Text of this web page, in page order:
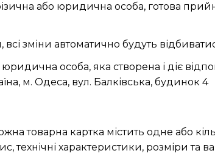
або юридична особа, готова
зміни автоматично будуть
особа, яка створена і діє
м. Одеса, вул. Балківська, будинок 4
товарна картка містить одне або
технічні характеристики, розміри та